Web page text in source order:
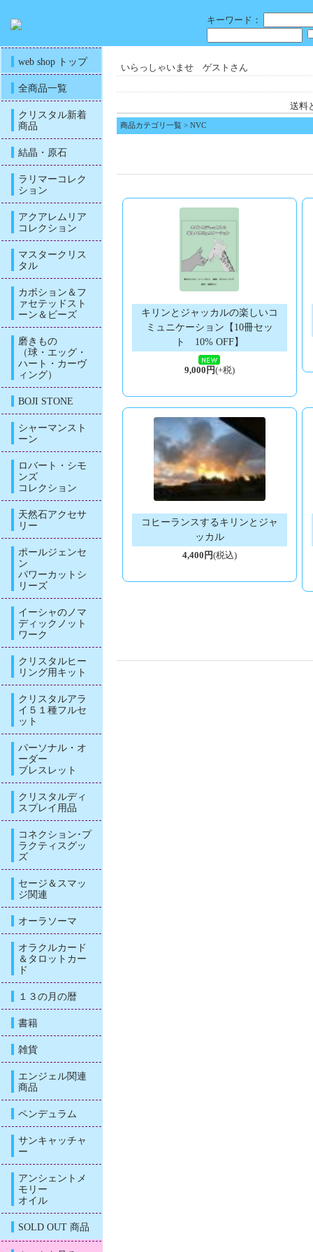
キーワード：
web shop トップ
全商品一覧
クリスタル新着
商品
結晶・原石
ラリマーコレク
ション
アクアレムリア
コレクション
マスタークリス
タル
カボション＆フ
ァセテッドスト
ーン＆ビーズ
磨きもの
（球・エッグ・
ハート・カーヴ
ィング）
BOJI STONE
シャーマンスト
ーン
ロバート・シモ
ンズ
コレクション
天然石アクセサ
リー
ポールジェンセ
ン
パワーカットシ
リーズ
イーシャのノマ
ディックノット
ワーク
クリスタルヒー
リング用キット
クリスタルアラ
イ５１種フルセ
ット
パーソナル・オ
ーダー
ブレスレット
クリスタルディ
スプレイ用品
コネクション･プ
ラクティスグッ
ズ
セージ＆スマッ
ジ関連
オーラソーマ
オラクルカード
＆タロットカー
ド
１３の月の暦
書籍
雑貨
エンジェル関連
商品
ペンデュラム
サンキャッチャ
ー
アンシェントメ
モリー
オイル
SOLD OUT 商品
いらっしゃいませ ゲストさん
送料
商品カテゴリ一覧 > NVC
キリンとジャッカルの楽しいコ
ミュニケーション【10冊セッ
ト 10% OFF】
9,000円(+税)
コヒーランスするキリンとジャ
ッカル
4,400円(税込)